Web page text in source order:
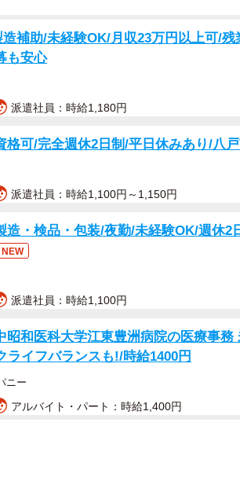
補助/未経験OK/月収23万円以上可/
も安心
派遣社員：時給1,180円
格可/完全週休2日制/平日休みあり/八
派遣社員：時給1,100円～1,150円
造・検品・包装/夜勤/未経験OK/週休2
NEW
派遣社員：時給1,100円
昭和医科大学江東豊洲病院の医療事務
ライフバランスも!/時給1400円
ニー
アルバイト・パート：時給1,400円